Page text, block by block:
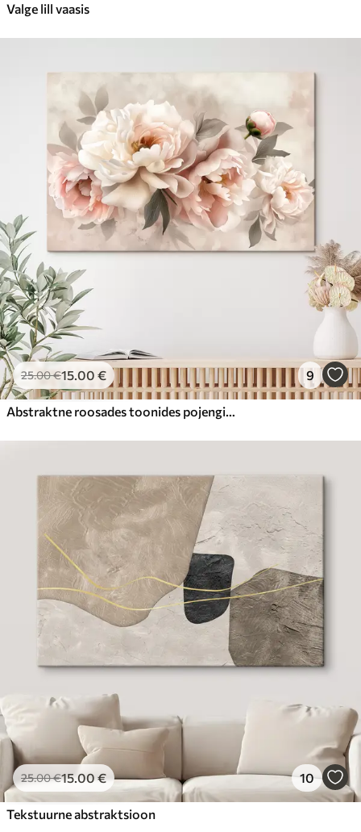
Valge lill vaasis
25.00€15.00 € 9
Abstraktne roosades toonides pojengide kimp
25.00€15.00€ 10
Tekstuurne abstraktsioon